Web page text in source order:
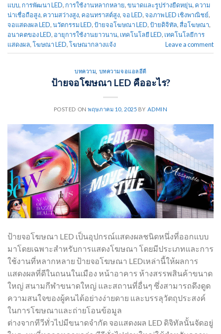
แบบ, การพัฒนา LED, การใช้งานหลากหลาย,ขนาดและรูปร่างยืดหยุ่น, ความ
น่าเชื่อถือสูง, ความสว่างสูง, คอนทราสต์สูง,จอ LED,จอภาพ LED เชิงพาณิชย์,
จอแสดงผล LED,นวัตกรรม LED,ป้ายจอโฆษณา LED,ป้ายดิจิทัล,สื่อโฆษณา,
อนาคตของ LED, อายุการใช้งานยาวนาน, เทคโนโลยี LED, เทคโนโลยีการ
แสดงผล,โฆษณา LED,โฆษณากลางแจ้ง Leave a comment
บทความ บทความจอแอลอีดี
ป้ายจอโฆษณา LED คืออะไร?
POSTED ONพฤษภาคม 10, 2025 BY ADMIN
ป้ายจอโฆษณา LED เป็นอุปกรณ์แสดงผลชนิดหนึ่งที่ออกแบบ
มาโดยเฉพาะสำหรับการแสดงโฆษณา โดยมีประเภทและการ
ใช้งานที่หลากหลาย ป้ายจอโฆษณา LEDเหล่านี้ให้ผลการ
แสดงผลที่ดีในถนนในเมือง หน้าอาคาร ห้างสรรพสินค้าขนาด
ใหญ่ สนามกีฬาขนาดใหญ่ และสถานที่อื่นๆ ซึ่งสามารถดึงดูด
ความสนใจของผู้คนได้อย่างง่ายดาย และบรรลุวัตถุประสงค์
ในการโฆษณาและถ่ายโอนข้อมูล
ต่างจากทีวีทั่วไปมีขนาดจำกัด จอแสดงผล LED ดิจิทัลนั้นจัดอยู่